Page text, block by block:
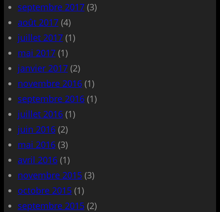
septembre 2017 (3)
août 2017 (4)
juillet 2017 (1)
mai 2017 (1)
janvier 2017 (2)
novembre 2016 (1)
septembre 2016 (1)
juillet 2016 (1)
juin 2016 (2)
mai 2016 (3)
avril 2016 (1)
novembre 2015 (3)
octobre 2015 (1)
septembre 2015 (2)